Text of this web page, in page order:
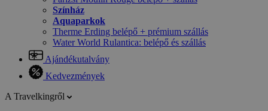
Színház
Aquaparkok
Therme Erding belépő + prémium szállás
Water World Rulantica: belépő és szállás
Ajándékutalvány
Kedvezmények
A Travelkingről